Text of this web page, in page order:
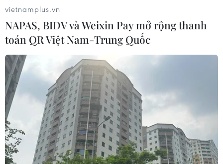
CƠ QUAN CHỦ QUẢN: THÔNG TẤN XÃ VIỆT NAM
Tổng Biên tập: TRẦN TIẾN DUẨN
Phó Tổng Biên tập: NGUYỄN THỊ TÁM, KHÚC THANH
THỦY
Sở hữu trí tuệ
Quy định sử dụng
RSS
Hỗ trợ
vietnamplus.vn
NAPAS, BIDV và Weixin Pay mở rộng thanh
toán QR Việt Nam-Trung Quốc